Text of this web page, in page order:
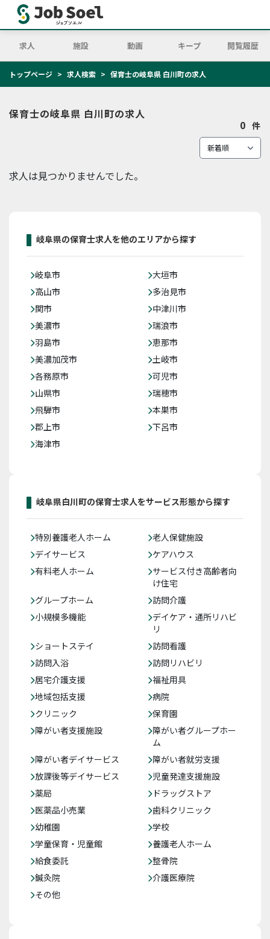
求人 施設 動画 キープ 閲覧履歴
トップページ 求人検索 保育士の岐阜県 白川町の求人
保育士の岐阜県 白川町の求人
0 件
求人は見つかりませんでした。
岐阜県の保育士求人を他のエリアから探す
岐阜市
大垣市
高山市
多治見市
関市
中津川市
美濃市
瑞浪市
羽島市
恵那市
美濃加茂市
土岐市
各務原市
可児市
山県市
瑞穂市
飛騨市
本巣市
郡上市
下呂市
海津市
岐阜県白川町の保育士求人をサービス形態から探す
特別養護老人ホーム
老人保健施設
デイサービス
ケアハウス
有料老人ホーム
サービス付き高齢者向
け住宅
グループホーム
訪問介護
小規模多機能
デイケア・通所リハビ
リ
ショートステイ
訪問看護
訪問入浴
訪問リハビリ
居宅介護支援
福祉用具
地域包括支援
病院
クリニック
保育園
障がい者支援施設
障がい者グループホー
ム
障がい者デイサービス
障がい者就労支援
放課後等デイサービス
児童発達支援施設
薬局
ドラッグストア
医薬品小売業
歯科クリニック
幼稚園
学校
学童保育・児童館
養護老人ホーム
給食委託
整骨院
鍼灸院
介護医療院
その他